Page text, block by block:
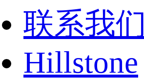
联系我们
Hillstone